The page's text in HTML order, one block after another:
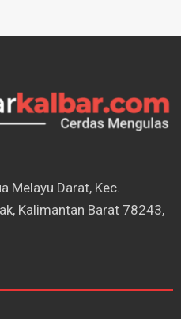
Melayu Darat, Kec.
Kalimantan Barat 78243,